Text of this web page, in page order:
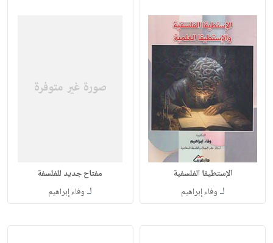
الإستطيقا الفلسفية
لـ وفاء إبراهيم
مفتاح جديد للفلسفة
لـ وفاء إبراهيم